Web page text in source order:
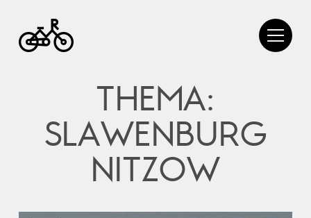
THEMA:
SLAWENBURG
NITZOW